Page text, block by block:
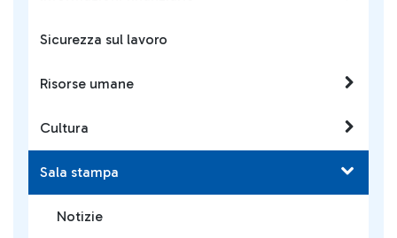
Sicurezza sul lavoro
Risorse umane
Cultura
Sala stampa
Notizie